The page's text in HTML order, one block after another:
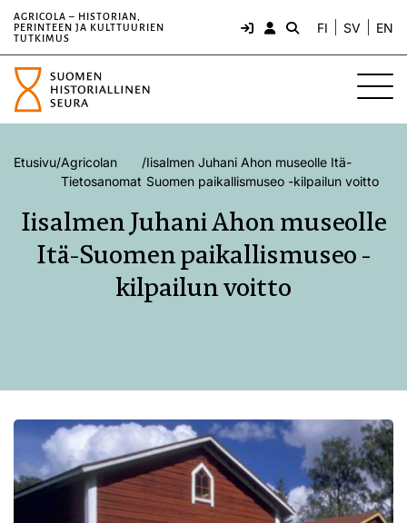
AGRICOLA – HISTORIAN,
PERINTEEN JA KULTTUURIEN
TUTKIMUS
FI SV EN
Etusivu/Agricolan
Tietosanomat
/Iisalmen Juhani Ahon museolle Itä-
Suomen paikallismuseo -kilpailun voitto
Iisalmen Juhani Ahon museolle
Itä-Suomen paikallismuseo -
kilpailun voitto